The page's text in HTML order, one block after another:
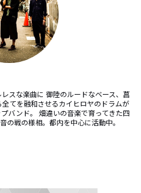
スな楽曲に 御陸のルードなベース、菖
てを融和させるカイヒロヤのドラムが
バンド。 畑違いの音楽で育ってきた四
の戦の様相。都内を中心に活動中。